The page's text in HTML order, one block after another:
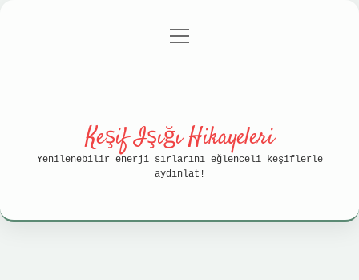
Gizlilik Politikası
menüyü
Keşif Işığı Hikayeleri
Yenilenebilir enerji sırlarını eğlenceli keşiflerle
aydınlat!